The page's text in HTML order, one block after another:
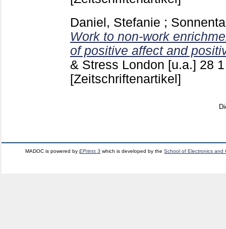
Daniel, Stefanie ;
Work to non-work
of positive affect and
& Stress London [u.a.] 28
[Zeitschriftenartikel]
MADOC is powered byEPrints 3 which is developed by theSchool of Electronics and